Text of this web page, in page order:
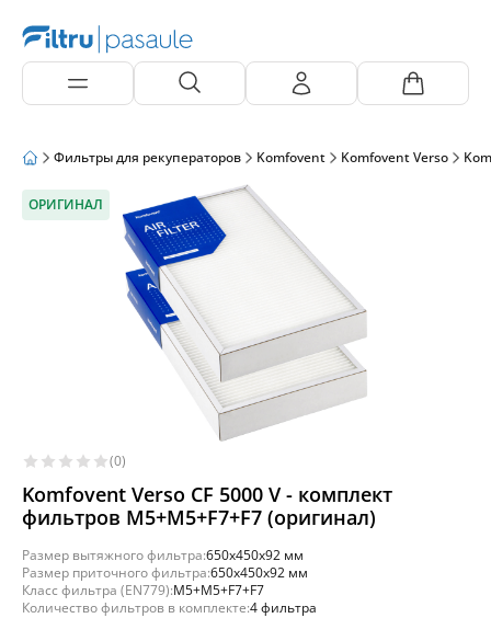
Фильтры для рекуператоров Komfovent Komfovent Verso
ОРИГИНАЛ
(0)
Komfovent Verso CF 5000 V - комплект
фильтров M5+M5+F7+F7 (оригинал)
Размер вытяжного фильтра:650x450x92 мм
Размер приточного фильтра:650x450x92 мм
Класс фильтра (EN779):M5+M5+F7+F7
Количество фильтров в комплекте:4 фильтра